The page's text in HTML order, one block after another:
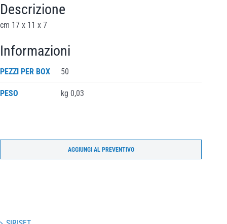
Descrizione
cm 17 x 11 x 7
Informazioni
PEZZI PER BOX 50
PESO kg 0,03
AGGIUNGI AL PREVENTIVO